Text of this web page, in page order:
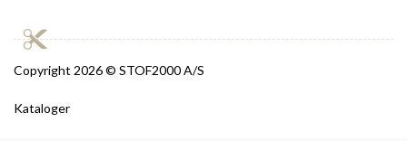
Copyright 2026 © STOF2000 A/S
Kataloger